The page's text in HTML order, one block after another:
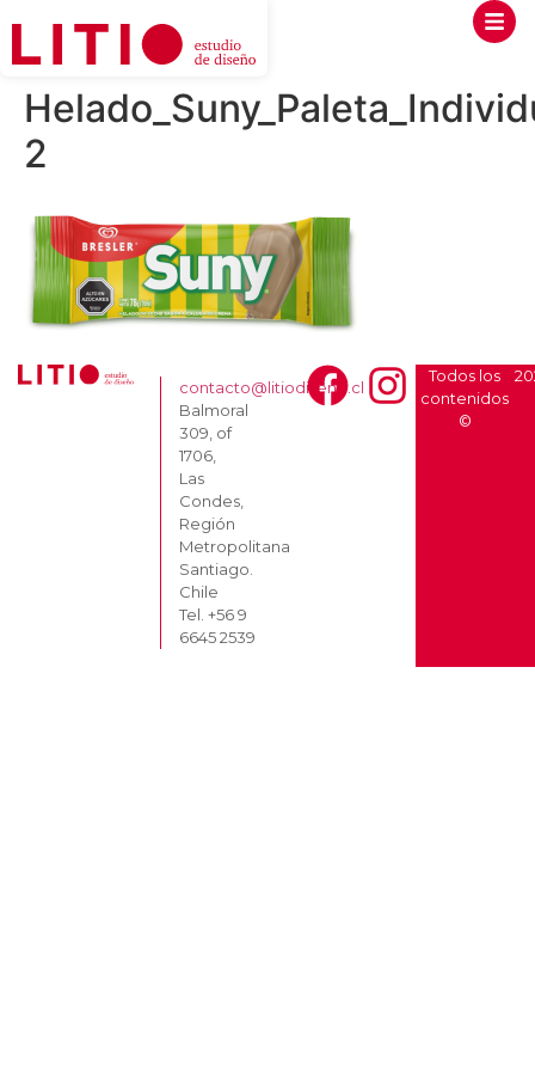
2
contacto@litiodiseno.cl
Balmoral
309, of
1706,
Las
Condes,
Región
Metropolitana
Santiago.
Chile
Tel. +56 9
6645 2539
Todos los
contenidos
©